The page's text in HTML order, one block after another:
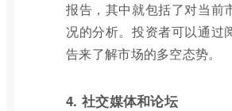
报告，其中就包括了对当前
况的分析。投资者可以通过
告来了解市场的多空态势。
4. 社交媒体和论坛